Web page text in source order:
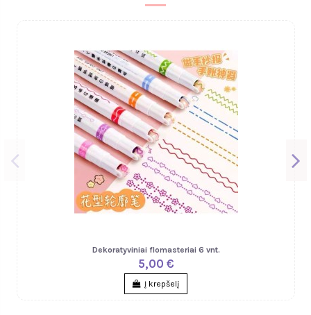
Dekoratyviniai flomasteriai 6 vnt.
5,00 €
Į krepšelį